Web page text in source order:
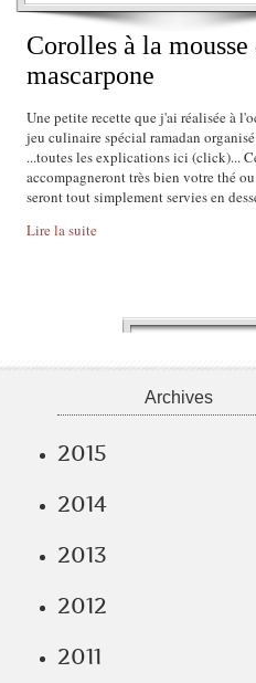
Corolles à la mousse
mascarpone
Une petite recette que j'ai réalisée à
jeu culinaire spécial ramadan
...toutes les explications ici (click)...
accompagneront très bien votre thé
seront tout simplement servies en
Lire la suite
Archives
2015
2014
2013
2012
2011